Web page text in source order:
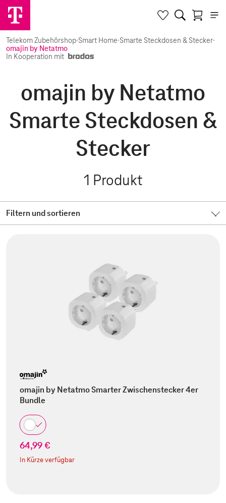
Telekom Zubehörshop·Smart Home·Smarte Steckdosen & Stecker·
omajin by Netatmo
In Kooperation mit
omajin by Netatmo
Smarte Steckdosen &
Stecker
1 Produkt
Filtern und sortieren
omajin by Netatmo Smarter Zwischenstecker 4er
Bundle
64,99 €
In Kürze verfügbar